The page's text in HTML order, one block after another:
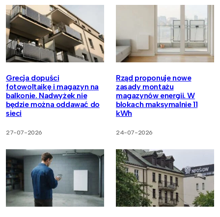
Grecja dopuści
fotowoltaikę i magazyn na
balkonie. Nadwyżek nie
będzie można oddawać do
sieci
27-07-2026
Rząd proponuje nowe
zasady montażu
magazynów energii. W
blokach maksymalnie 11
kWh
24-07-2026